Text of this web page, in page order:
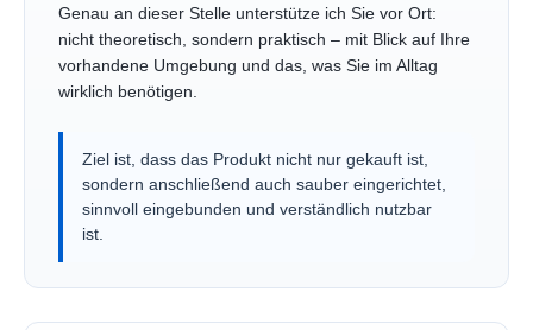
Genau an dieser Stelle unterstütze ich Sie vor Ort:
nicht theoretisch, sondern praktisch – mit Blick auf Ihre
vorhandene Umgebung und das, was Sie im Alltag
wirklich benötigen.
Ziel ist, dass das Produkt nicht nur gekauft ist,
sondern anschließend auch sauber eingerichtet,
sinnvoll eingebunden und verständlich nutzbar
ist.